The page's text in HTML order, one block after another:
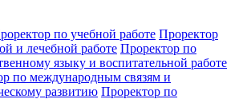
по учебной работе Проректор
и лечебной работе Проректор по
языку и воспитательной работе
по международным связям и
развитию Проректор по